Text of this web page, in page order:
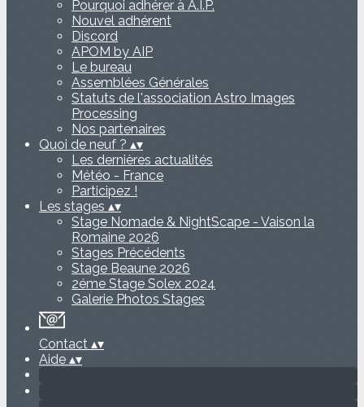
Pourquoi adhérer à A.I.P.
Nouvel adhérent
Discord
APOM by AIP
Le bureau
Assemblées Générales
Statuts de l'association Astro Images
Processing
Nos partenaires
Quoi de neuf ? ▴▾
Les dernières actualités
Météo - France
Participez !
Les stages ▴▾
Stage Nomade & NightScape - Vaison la
Romaine 2026
Stages Précédents
Stage Beaune 2026
2éme Stage Solex 2024
Galerie Photos Stages
Contact ▴▾
Aide ▴▾